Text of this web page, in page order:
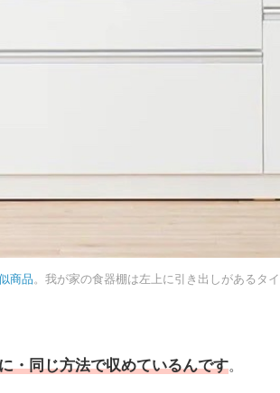
商品 。我が家の食器棚は左上に引き出しがあるタイ
・同じ方法で収めているんです。